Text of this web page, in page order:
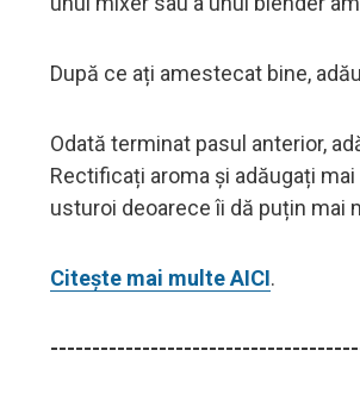
După ce ați amestecat bine,
Odată terminat pasul anterior,
Rectificați aroma și adăugați
usturoi deoarece îi dă puțin mai
Citește mai multe AICI.